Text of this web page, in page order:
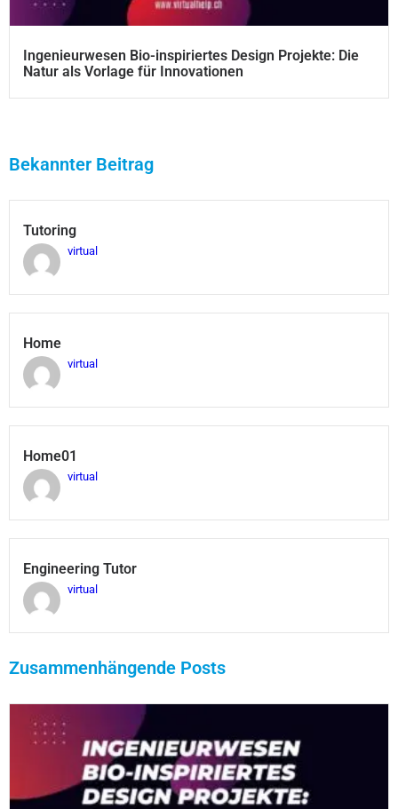
Ingenieurwesen Bio-inspiriertes Design Projekte: Die
Natur als Vorlage für Innovationen
Bekannter Beitrag
Tutoring
virtual
Home
virtual
Home01
virtual
Engineering Tutor
virtual
Zusammenhängende Posts